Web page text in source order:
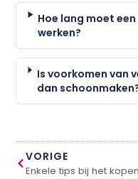
Hoe lang moet
werken?
Is voorkomen van
dan
VORIGE